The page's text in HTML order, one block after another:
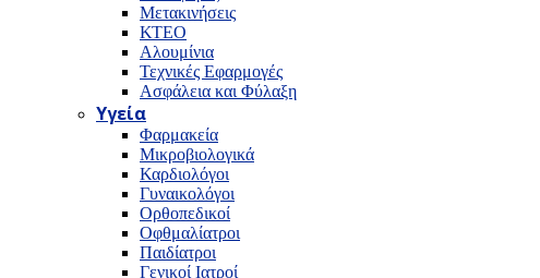
Μετακινήσεις
ΚΤΕΟ
Αλουμίνια
Τεχνικές Εφαρμογές
Ασφάλεια και Φύλαξη
Υγεία
Φαρμακεία
Μικροβιολογικά
Καρδιολόγοι
Γυναικολόγοι
Ορθοπεδικοί
Οφθμαλίατροι
Παιδίατροι
Γενικοί Ιατροί